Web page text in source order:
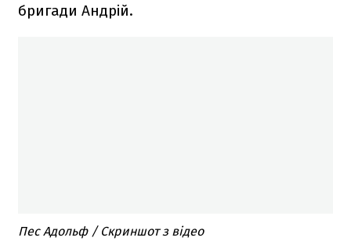
бригади Андрій.
Пес Адольф / Скриншот з відео